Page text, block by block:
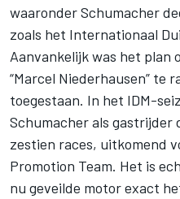
waaronder Schumacher
zoals het Internationaal
Aanvankelijk was het plan
“Marcel Niederhausen” te
toegestaan. In het IDM-
Schumacher als gastrijder
zestien races, uitkomend
Promotion Team. Het is
nu geveilde motor exact